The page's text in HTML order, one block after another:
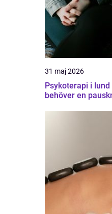
31 maj 2026
Psykoterapi i lund när livet
behöver en